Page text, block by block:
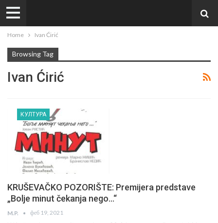
Home Ivan Ćirić
Browsing Tag
Ivan Ćirić
КУЛТУРА
KRUŠEVAČKO POZORIŠTE: Premijera predstave
„Bolje minut čekanja nego…“
M.P. феб 19, 2021